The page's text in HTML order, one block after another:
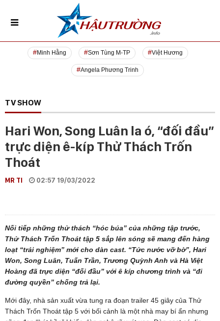
Minh Hằng Sơn Tùng M-TP Việt Hương
Angela Phương Trinh
TV SHOW
Hari Won, Song Luân la ó, “đối đầu”
trực diện ê-kíp Thử Thách Trốn
Thoát
MR TI 02:57 19/03/2022
Nối tiếp những thử thách “hóc búa” của những tập trước,
Thử Thách Trốn Thoát tập 5 sắp lên sóng sẽ mang đến hàng
loạt “trải nghiệm” mới cho dàn cast. “Tức nước vỡ bờ”, Hari
Won, Song Luân, Tuấn Trần, Trương Quỳnh Anh và Hà Việt
Hoàng đã trực diện “đối đầu” với ê kíp chương trình và “đi
đường quyền” chống trả lại.
Mới đây, nhà sản xuất vừa tung ra đoạn trailer 45 giây của Thử
Thách Trốn Thoát tập 5 với bối cảnh là một nhà may bí ẩn nhưng